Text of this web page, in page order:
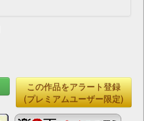
この作品をアラート登録
(プレミアムユーザー限定)